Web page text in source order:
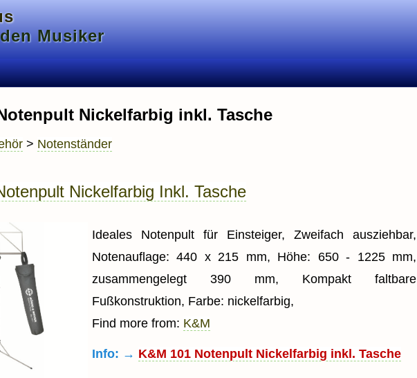
Musiker
Nickelfarbig inkl. Tasche
> Notenständer
Nickelfarbig Inkl. Tasche
Ideales Notenpult für Einsteiger, Zweifach ausziehbar,
Notenauflage: 440 x 215 mm, Höhe: 650 - 1225 mm,
zusammengelegt 390 mm, Kompakt faltbare
Fußkonstruktion, Farbe: nickelfarbig,
Find more from: K&M
Info: → K&M 101 Notenpult Nickelfarbig inkl. Tasche